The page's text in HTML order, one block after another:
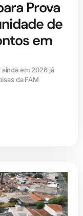
Prova
de
em
em 2026 já
da FAM